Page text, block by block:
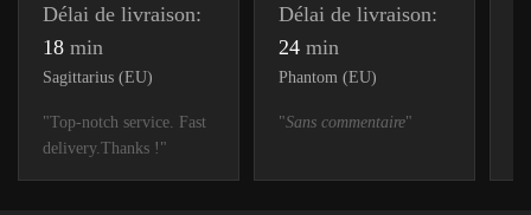
Délai de livraison:
18 min
Sagittarius (EU)
"Top-notch service. Fast
delivery.Thanks !"
Délai de livraison:
24 min
Phantom (EU)
"Sans commentaire"